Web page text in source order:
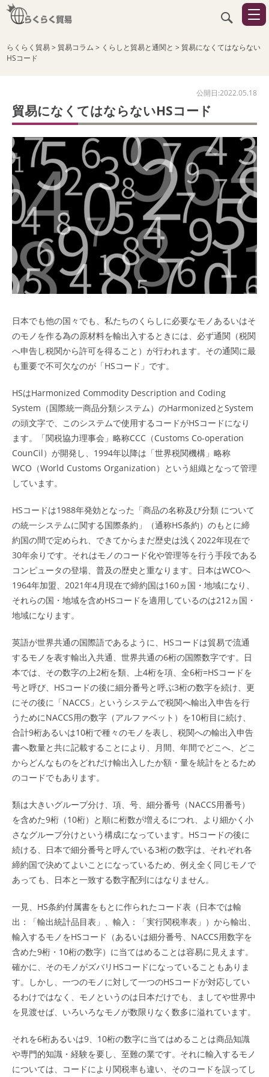
らくらく貿易> 貿易コラム > くらしと貿易と通関と > 貿易になくてはならない
HSコード
公開日:2022.05.18
貿易になくてはならないHSコード
日本でも他の国々でも、私たちのくらしに必要なモノあるいはそ
のモノを作る為の原材料を輸出入するときには、必ず通関（税関
へ申告し税関から許可を得ること）が行われます。その通関に最
も重要で不可欠なのが「HSコード」です。
HSはHarmonized Commodity Description and Coding
System（国際統一商品分類システム）のHarmonizedとSystem
の頭文字で、このシステムで使用するコードがHSコードになり
ます。「関税協力理事会」略称CCC（Customs Co-operation
CounCil）が開発し、1994年以降は「世界税関機構」略称
WCO（World Customs Organization）という組織となって管理
しています。
HSコードは1988年発効となった「商品の名称及び分類 について
の統一システムに関する国際条約」（通称HS条約）のもとに締
約国の間で定められ、できてからまだ歴史は浅く2022年現在で
30年余りです。それはモノのコード化や管理等を行う手段である
コンピュータの登場、普及の歴史と重なります。日本はWCOへ
1964年加盟、2021年4月現在で締約国は160ヵ国・地域になり、
それらの国・地域を含めHSコードを適用しているのは212ヵ国・
地域になります。
英語が世界共通の国際語であるように、HSコードは貿易で流通
するモノを表す輸出入共通、世界共通の6桁の国際数字です。日
本では、その数字の上2桁を類、上4桁を項、全6桁=HSコードを
号と呼び、HSコードの後に細分番号と呼ぶ3桁の数字を続け、更
にその後に「NACCS」というシステムで税関へ輸出入申告を行
うためにNACCS用の数字（アルファベット）を10桁目に続け、
合計9桁あるいは10桁で種々のモノを表し、税関への輸出入申告
書へ数量と共に記載することにより、月間、年間でどこへ、どこ
からどんなものをどれだけ輸出入したか額・量を統計をとるため
のコードでもあります。
類は大きいグループ分け、項、号、細分番号（NACCS用番号）
を含めた9桁（10桁）と順に桁数が増えるにつれ、より細かく小
さなグループ分けという構成になっています。HSコードの後に
続ける、日本で細分番号と呼んでいる3桁の数字は、それぞれ各
締約国で決めてよいことになっているため、例え全く同じモノで
あっても、日本と一致する数字配列にはなりません。
一見、HS条約付属書をもとに作られたコード表（日本では輸
出：「輸出統計品目表」、輸入：「実行関税率表」）から輸出、
輸入するモノをHSコード（あるいは細分番号、NACCS用数字を
含めた9桁・10桁の数字）に当てはめることは容易に見えます。
確かに、そのモノがズバリHSコードになっていることもありま
す。しかし、一つのモノに対して一つのHSコードが対応してい
るわけではなく、モノというのは日本だけでも、ましてや世界中
を見渡せば、いろいろなモノが数限りなく数多に溢れています。
それを6桁あるいは9、10桁の数字に当てはめることは商品知識
や専門的知識・経験を要し、至難の業です。それに輸入するモノ
については、コードにより関税率も違い、そのコードを誤ってし